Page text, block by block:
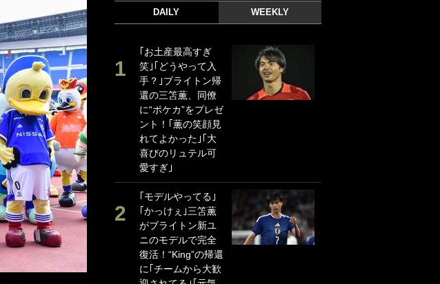
DAILY WEEKLY
｢お土産最高すぎ
笑｣｢どうやって入
手？｣ブライトン帰
還の三笘薫、同僚
に“ポケカ”をプレゼ
ント！｢薫の笑顔見
れてよかった｣｢大
喜びのリュテル可
愛すぎ｣
｢モデルやってる｣
｢かっけぇ｣三笘薫
がブライトン新ユ
ニのモデルで完全
復活！“King”の帰還
に｢チームから大歓